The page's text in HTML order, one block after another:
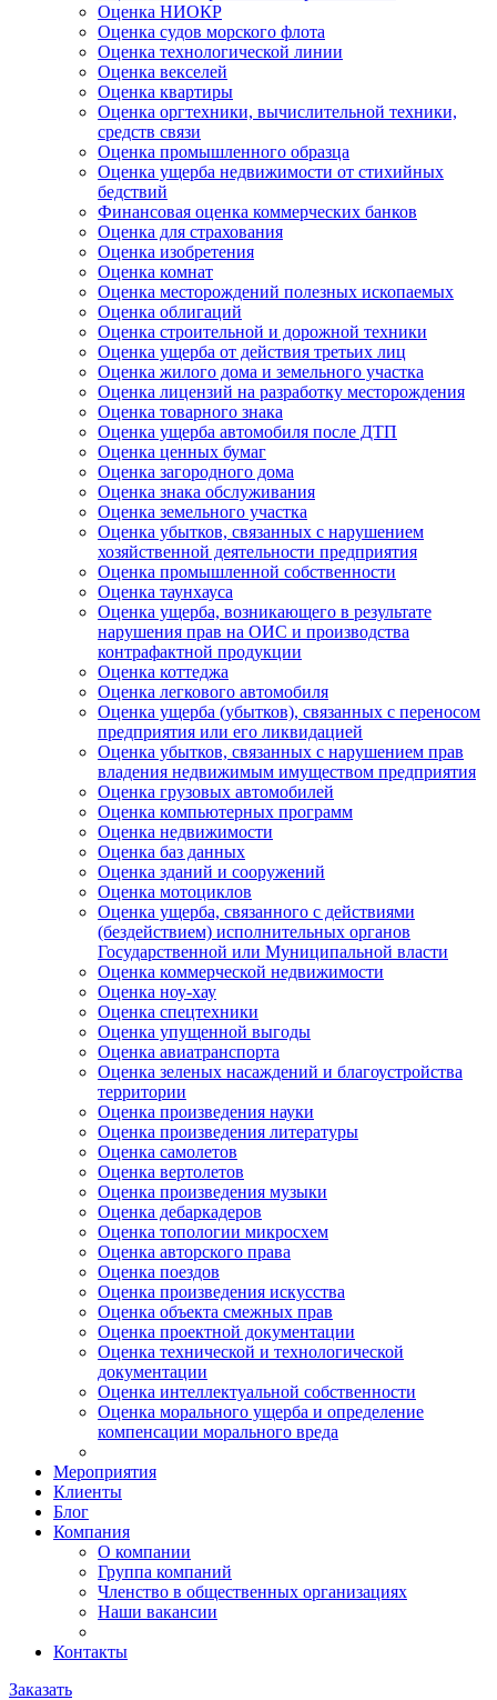
Оценка НИОКР
Оценка судов морского флота
Оценка технологической линии
Оценка векселей
Оценка квартиры
Оценка оргтехники, вычислительной техники,
средств связи
Оценка промышленного образца
Оценка ущерба недвижимости от стихийных
бедствий
Финансовая оценка коммерческих банков
Оценка для страхования
Оценка изобретения
Оценка комнат
Оценка месторождений полезных ископаемых
Оценка облигаций
Оценка строительной и дорожной техники
Оценка ущерба от действия третьих лиц
Оценка жилого дома и земельного участка
Оценка лицензий на разработку месторождения
Оценка товарного знака
Оценка ущерба автомобиля после ДТП
Оценка ценных бумаг
Оценка загородного дома
Оценка знака обслуживания
Оценка земельного участка
Оценка убытков, связанных с нарушением
хозяйственной деятельности предприятия
Оценка промышленной собственности
Оценка таунхауса
Оценка ущерба, возникающего в результате
нарушения прав на ОИС и производства
контрафактной продукции
Оценка коттеджа
Оценка легкового автомобиля
Оценка ущерба (убытков), связанных с переносом
предприятия или его ликвидацией
Оценка убытков, связанных с нарушением прав
владения недвижимым имуществом предприятия
Оценка грузовых автомобилей
Оценка компьютерных программ
Оценка недвижимости
Оценка баз данных
Оценка зданий и сооружений
Оценка мотоциклов
Оценка ущерба, связанного с действиями
(бездействием) исполнительных органов
Государственной или Муниципальной власти
Оценка коммерческой недвижимости
Оценка ноу-хау
Оценка спецтехники
Оценка упущенной выгоды
Оценка авиатранспорта
Оценка зеленых насаждений и благоустройства
территории
Оценка произведения науки
Оценка произведения литературы
Оценка самолетов
Оценка вертолетов
Оценка произведения музыки
Оценка дебаркадеров
Оценка топологии микросхем
Оценка авторского права
Оценка поездов
Оценка произведения искусства
Оценка объекта смежных прав
Оценка проектной документации
Оценка технической и технологической
документации
Оценка интеллектуальной собственности
Оценка морального ущерба и определение
компенсации морального вреда
Мероприятия
Клиенты
Блог
Компания
О компании
Группа компаний
Членство в общественных организациях
Наши вакансии
Контакты
Заказать